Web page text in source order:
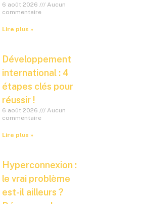
6 août 2026
Aucun
commentaire
Lire plus »
Développement
international : 4
étapes clés pour
réussir !
6 août 2026
Aucun
commentaire
Lire plus »
Hyperconnexion :
le vrai problème
est-il ailleurs ?